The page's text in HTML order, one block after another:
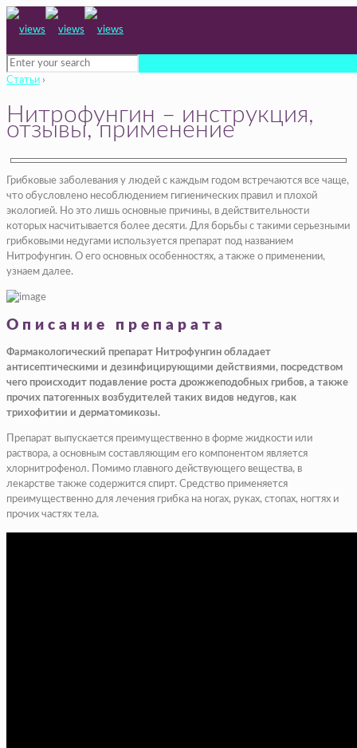
Статьи ›
Нитрофунгин – инструкция,
отзывы, применение
Грибковые заболевания у людей с каждым годом встречаются все чаще,
что обусловлено несоблюдением гигиенических правил и плохой
экологией. Но это лишь основные причины, в действительности
которых насчитывается более десяти. Для борьбы с такими серьезными
грибковыми недугами используется препарат под названием
Нитрофунгин. О его основных особенностях, а также о применении,
узнаем далее.
Описание препарата
Фармакологический препарат Нитрофунгин обладает
антисептическими и дезинфицирующими действиями, посредством
чего происходит подавление роста дрожжеподобных грибов, а также
прочих патогенных возбудителей таких видов недугов, как
трихофитии и дерматомикозы.
Препарат выпускается преимущественно в форме жидкости или
раствора, а основным составляющим его компонентом является
хлорнитрофенол. Помимо главного действующего вещества, в
лекарстве также содержится спирт. Средство применяется
преимущественно для лечения грибка на ногах, руках, стопах, ногтях и
прочих частях тела.